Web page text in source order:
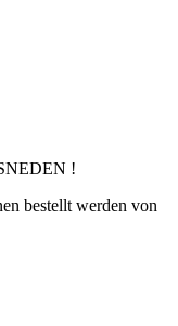
!
bestellt werden von